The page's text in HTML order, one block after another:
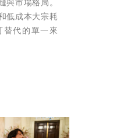
與市場格局。
低成本大宗耗
替代的單一來